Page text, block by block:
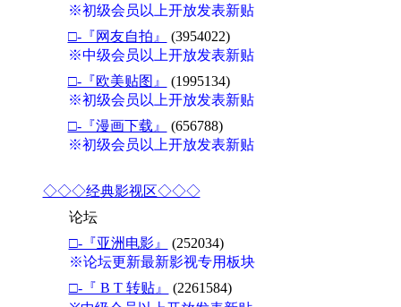
※初级会员以上开放发表新贴
□-『网友自拍』
(3954022)
※中级会员以上开放发表新贴
□-『欧美贴图』
(1995134)
※初级会员以上开放发表新贴
□-『漫画下载』
(656788)
※初级会员以上开放发表新贴
◇◇◇经典影视区◇◇◇
论坛
□-『亚洲电影』
(252034)
※论坛更新最新影视专用板块
□-『 B T 转贴』
(2261584)